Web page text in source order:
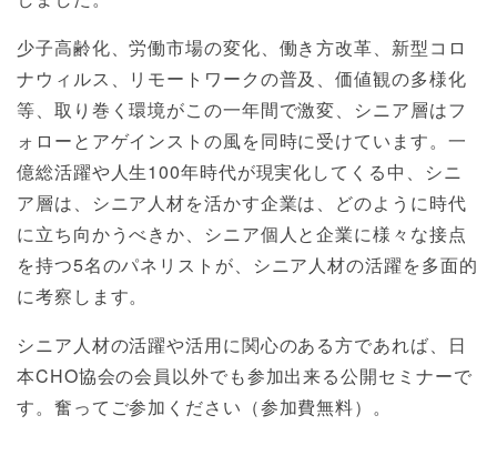
少子高齢化、労働市場の変化、働き方改革、新型コロ
ナウィルス、リモートワークの普及、価値観の多様化
等、取り巻く環境がこの一年間で激変、シニア層はフ
ォローとアゲインストの風を同時に受けています。一
億総活躍や人生100年時代が現実化してくる中、シニ
ア層は、シニア人材を活かす企業は、どのように時代
に立ち向かうべきか、シニア個人と企業に様々な接点
を持つ5名のパネリストが、シニア人材の活躍を多面的
に考察します。
シニア人材の活躍や活用に関心のある方であれば、日
本CHO協会の会員以外でも参加出来る公開セミナーで
す。奮ってご参加ください（参加費無料）。